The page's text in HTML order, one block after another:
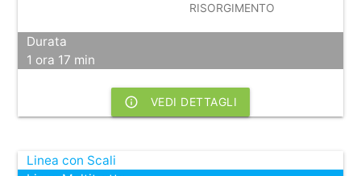
RISORGIMENTO
Durata
1 ora 17 min
info_outline VEDI DETTAGLI
Linea con Scali